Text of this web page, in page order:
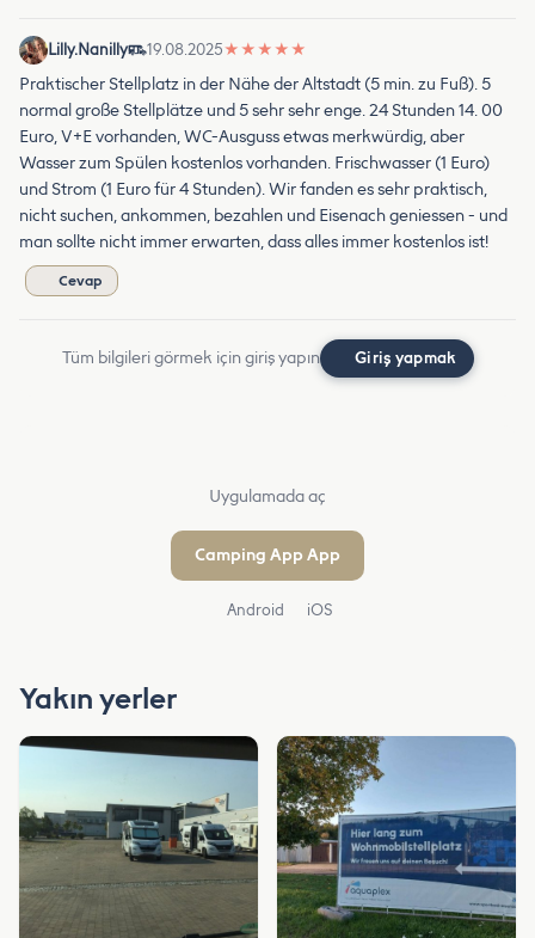
Lilly.Nanilly 19.08.2025★ ★ ★ ★ ★
Praktischer Stellplatz in der Nähe der Altstadt (5 min. zu Fuß). 5
normal große Stellplätze und 5 sehr sehr enge. 24 Stunden 14. 00
Euro, V+E vorhanden, WC-Ausguss etwas merkwürdig, aber
Wasser zum Spülen kostenlos vorhanden. Frischwasser (1 Euro)
und Strom (1 Euro für 4 Stunden). Wir fanden es sehr praktisch,
nicht suchen, ankommen, bezahlen und Eisenach geniessen - und
man sollte nicht immer erwarten, dass alles immer kostenlos ist!
Cevap
Tüm bilgileri görmek için giriş yapın Giriş yapmak
Uygulamada aç
Camping App App
Android iOS
Yakın yerler